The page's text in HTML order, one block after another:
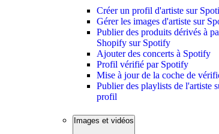
Créer un profil d'artiste sur
Gérer les images d'artiste sur
Publier des produits dérivés à
Shopify sur Spotify
Ajouter des concerts à Spotify
Profil vérifié par Spotify
Mise à jour de la coche de
Publier des playlists de l'artiste
profil
Images et vidéos